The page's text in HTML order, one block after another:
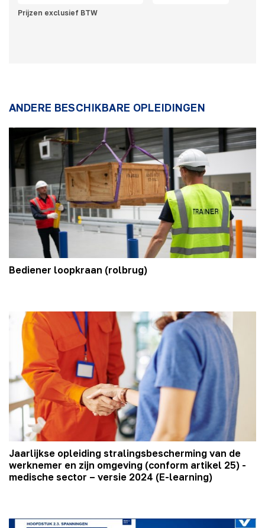
Prijzen exclusief BTW
ANDERE BESCHIKBARE OPLEIDINGEN
Bediener loopkraan (rolbrug)
Jaarlijkse opleiding stralingsbescherming van de
werknemer en zijn omgeving (conform artikel 25) -
medische sector – versie 2024 (E-learning)